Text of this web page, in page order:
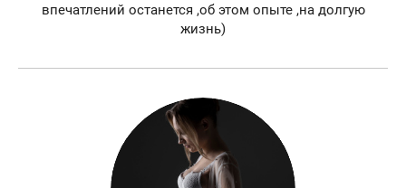
впечатлений останется ,об этом опыте ,на долгую
жизнь)